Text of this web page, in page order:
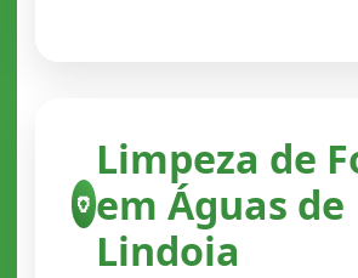
🏺
Limpeza de
em Águas de
Lindoia